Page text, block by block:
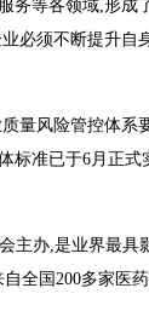
等各领域,形成
必须不断提升自
量风险管控体系
标准已于6月正式
主办,是业界最具
全国200多家医